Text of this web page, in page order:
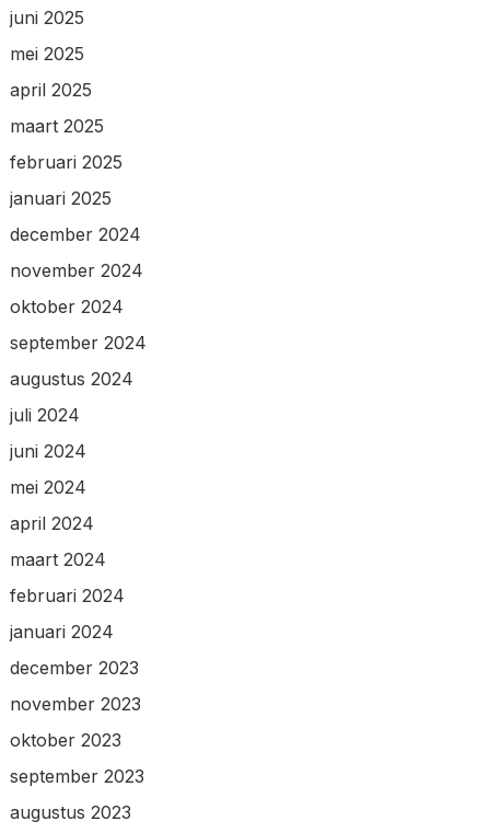
juni 2025
mei 2025
april 2025
maart 2025
februari 2025
januari 2025
december 2024
november 2024
oktober 2024
september 2024
augustus 2024
juli 2024
juni 2024
mei 2024
april 2024
maart 2024
februari 2024
januari 2024
december 2023
november 2023
oktober 2023
september 2023
augustus 2023